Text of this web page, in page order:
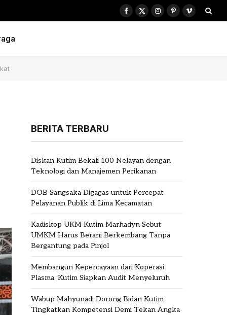
Facebook
X
Instagram
PinterestVimeo
BERITA TERBARU
Diskan Kutim Bekali 100 Nelayan dengan
Teknologi dan Manajemen Perikanan
DOB Sangsaka Digagas untuk Percepat
Pelayanan Publik di Lima Kecamatan
Kadiskop UKM Kutim Marhadyn Sebut
UMKM Harus Berani Berkembang Tanpa
Bergantung pada Pinjol
Membangun Kepercayaan dari Koperasi
Plasma, Kutim Siapkan Audit Menyeluruh
Wabup Mahyunadi Dorong Bidan Kutim
Tingkatkan Kompetensi Demi Tekan Angka